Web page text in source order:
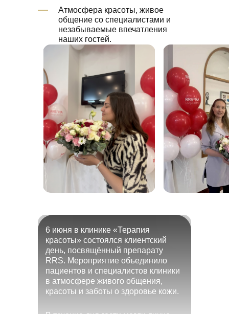
Атмосфера красоты, живое
общение со специалистами и
незабываемые впечатления
наших гостей.
6 июня в клинике «Терапия
красоты» состоялся клиентский
день, посвящённый препарату
RRS. Мероприятие объединило
пациентов и специалистов клиники
в атмосфере живого общения,
красоты и заботы о здоровье кожи.
>30
>30